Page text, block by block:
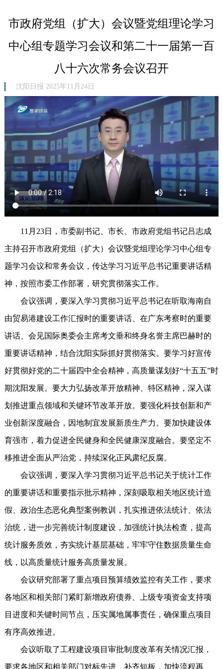
市政府党组（扩大）会议暨党组理论学习
中心组专题学习会议和第二十一届第一百
八十六次常务会议召开
沈阳日报 2025年11月24日
11月23日，市委副书记、市长、市政府党组书记吕志成
主持召开市政府党组（扩大）会议暨党组理论学习中心组专
题学习会议和常务会议，传达学习习近平总书记重要讲话精
神，按照市委工作部署，研究贯彻落实工作。
会议强调，要深入学习贯彻习近平总书记在听取海南自
由贸易港建设工作汇报时的重要讲话、在广东考察时的重要
讲话、会见国际奥委会主席考文垂和终身名誉主席巴赫时的
重要讲话精神，结合沈阳实际抓好贯彻落实。要学习好宣传
好贯彻好党的二十届四中全会精神，高质量谋划好“十五五”时
期沈阳发展。要大力弘扬改革开放精神、特区精神，深入谋
划推进重点领域和关键环节改革开放。要强化科技创新和产
业创新深度融合，因地制宜发展新质生产力。要加快建设体
育强市，着力促进全民健身和全民健康深度融合。要坚定不
移推进全面从严治党，持续深化正风肃纪反腐。
会议强调，要深入学习贯彻习近平总书记关于统计工作
的重要讲话和重要指示批示精神，深刻吸取相关地区统计造
假、政治生态恶化典型案例教训，扎实推进依法统计、依法
治统，进一步完善统计制度建设，加强统计执法检查，提高
统计服务质效，夯实统计基层基础，牢牢守住数据质量生命
线，以高质量统计服务高质量发展。
会议研究部署了重点项目预算绩效监控有关工作，要求
各地区和相关部门紧盯新增政府债券、上级专项资金支持项
目进度和关键时间节点，压实属地属事责任，确保重点项目
有序高效推进。
会议听取了工程建设项目审批制度改革有关情况汇报，
要求各地区和相关部门对标先进、补齐短板，加快流程再